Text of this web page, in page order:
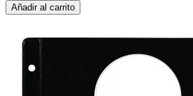
Añadir al carrito